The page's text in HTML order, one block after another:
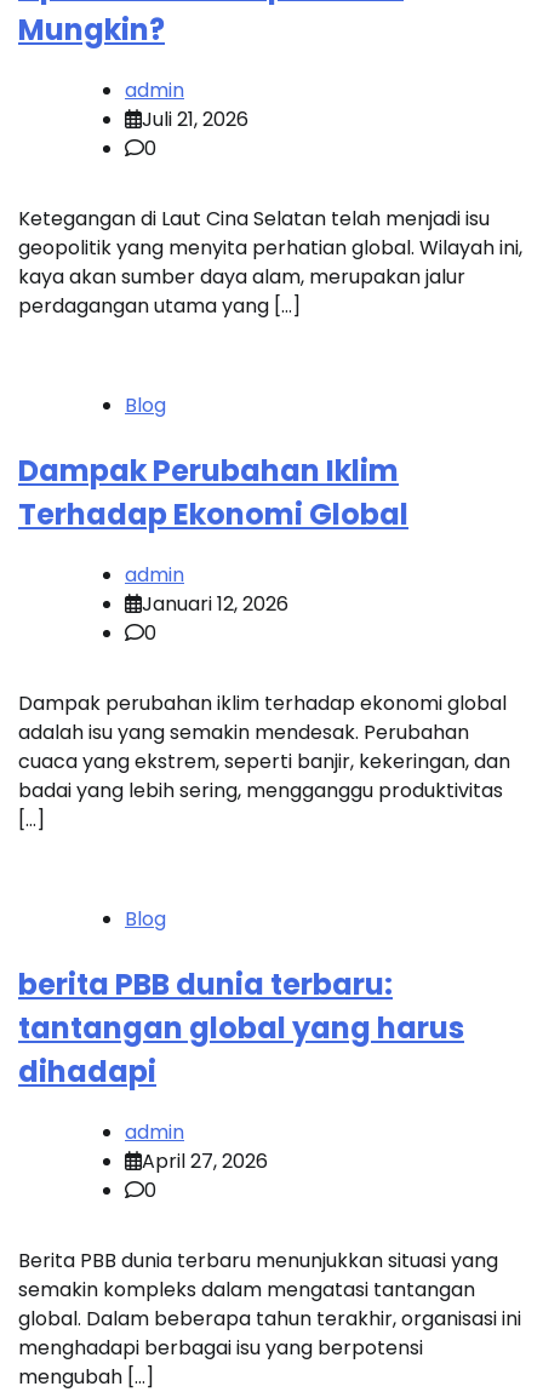
Mungkin?
admin
Juli 21, 2026
0
Ketegangan di Laut Cina Selatan telah menjadi isu
geopolitik yang menyita perhatian global. Wilayah ini,
kaya akan sumber daya alam, merupakan jalur
perdagangan utama yang […]
Blog
Dampak Perubahan Iklim
Terhadap Ekonomi Global
admin
Januari 12, 2026
0
Dampak perubahan iklim terhadap ekonomi global
adalah isu yang semakin mendesak. Perubahan
cuaca yang ekstrem, seperti banjir, kekeringan, dan
badai yang lebih sering, mengganggu produktivitas
[…]
Blog
berita PBB dunia terbaru:
tantangan global yang harus
dihadapi
admin
April 27, 2026
0
Berita PBB dunia terbaru menunjukkan situasi yang
semakin kompleks dalam mengatasi tantangan
global. Dalam beberapa tahun terakhir, organisasi ini
menghadapi berbagai isu yang berpotensi
mengubah […]